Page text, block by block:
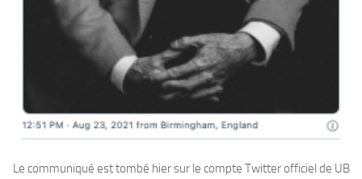
Le communiqué est tombé hier sur le compte Twitter officiel de UB